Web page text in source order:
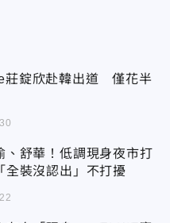
莊錠欣赴韓出道 僅花半
、舒華！低調現身夜市打
裝沒認出」不打擾